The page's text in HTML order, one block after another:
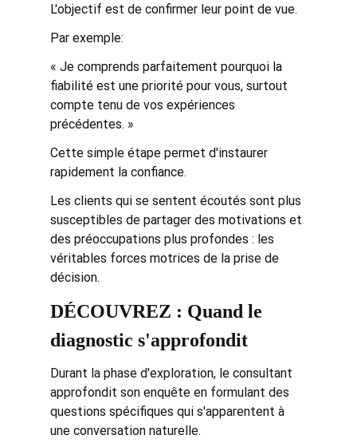
L'objectif est de confirmer leur point de vue.
Par exemple:
« Je comprends parfaitement pourquoi la
fiabilité est une priorité pour vous, surtout
compte tenu de vos expériences
précédentes. »
Cette simple étape permet d'instaurer
rapidement la confiance.
Les clients qui se sentent écoutés sont plus
susceptibles de partager des motivations et
des préoccupations plus profondes : les
véritables forces motrices de la prise de
décision.
DÉCOUVREZ : Quand le
diagnostic s'approfondit
Durant la phase d'exploration, le consultant
approfondit son enquête en formulant des
questions spécifiques qui s'apparentent à
une conversation naturelle.